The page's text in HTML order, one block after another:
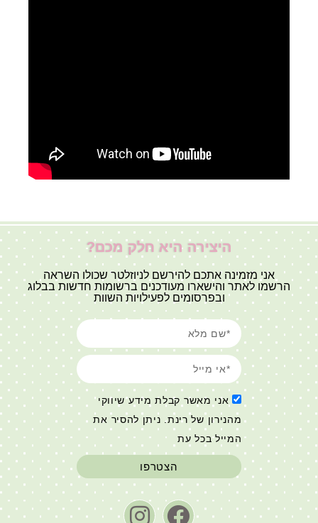
היצירה היא חלק מכם?
אני מזמינה אתכם להירשם לניוזלטר שכולו השראה
הרשמו לאתר והישארו מעודכנים ברשומות חדשות בבלוג
ובפרסומים לפעילויות השוות
אני מאשר קבלת מידע שיווקי
מהנירון של רינת. ניתן להסיר את
המייל בכל עת
הצטרפו